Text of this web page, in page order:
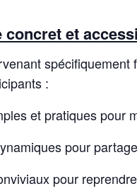
et
spécifiquement
:
et pratiques pour
pour
pour